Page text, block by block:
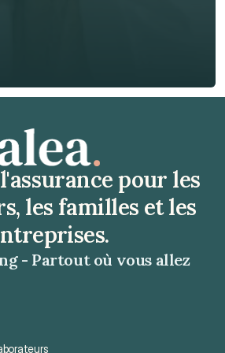
gratuit
pour les
les familles et les
- Partout où vous allez